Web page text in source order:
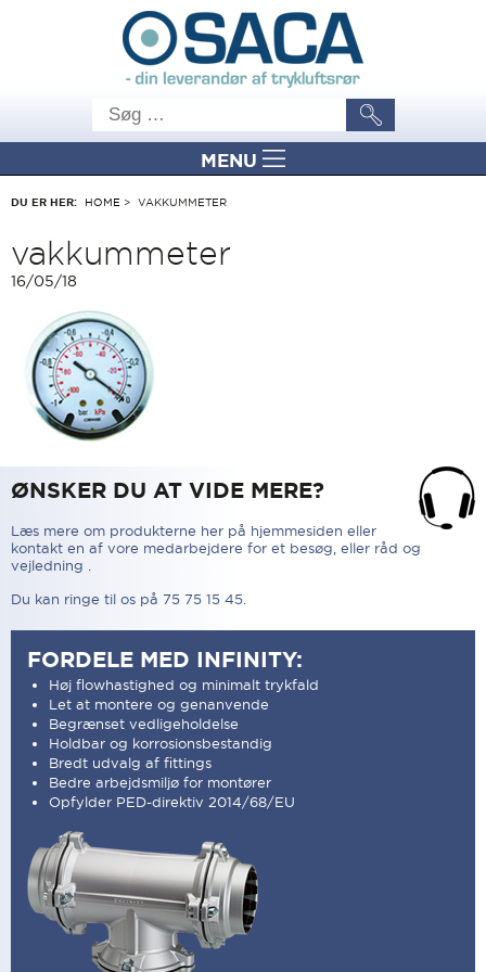
MENU
DU ER HER: HOME > VAKKUMMETER
vakkummeter
16/05/18
ØNSKER DU AT VIDE MERE?
Læs mere om produkterne her på hjemmesiden eller
kontakt en af vore medarbejdere for et besøg, eller råd og
vejledning .
Du kan ringe til os på 75 75 15 45.
FORDELE MED INFINITY:
Høj flowhastighed og minimalt trykfald
Let at montere og genanvende
Begrænset vedligeholdelse
Holdbar og korrosionsbestandig
Bredt udvalg af fittings
Bedre arbejdsmiljø for montører
Opfylder PED-direktiv 2014/68/EU